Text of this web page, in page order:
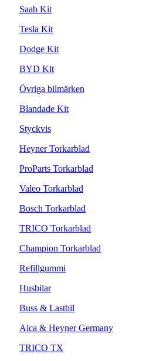
Saab Kit
Tesla Kit
Dodge Kit
BYD Kit
Övriga bilmärken
Blandade Kit
Styckvis
Heyner Torkarblad
ProParts Torkarblad
Valeo Torkarblad
Bosch Torkarblad
TRICO Torkarblad
Champion Torkarblad
Refillgummi
Husbilar
Buss & Lastbil
Alca & Heyner Germany
TRICO TX